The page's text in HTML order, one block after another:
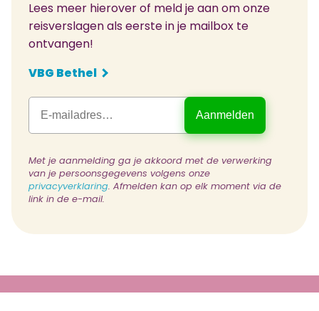
Lees meer hierover of meld je aan om onze
reisverslagen als eerste in je mailbox te
ontvangen!
VBG Bethel
Met je aanmelding ga je akkoord met de verwerking
van je persoonsgegevens volgens onze
privacyverklaring. Afmelden kan op elk moment via de
link in de e-mail.